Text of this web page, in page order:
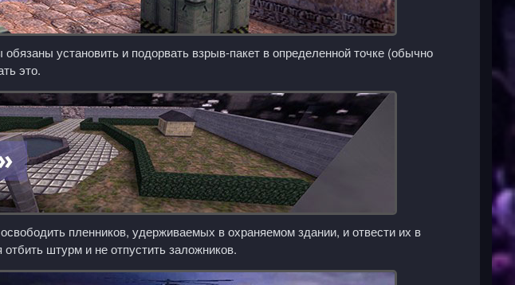
установить и подорвать взрыв-пакет в определенной точке (обычно
это.
пленников, удерживаемых в охраняемом здании, и отвести их в
штурм и не отпустить заложников.